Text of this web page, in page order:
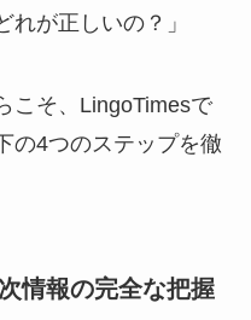
れが正しいの？」
こそ、LingoTimesで
の4つのステップを徹
情報の完全な把握